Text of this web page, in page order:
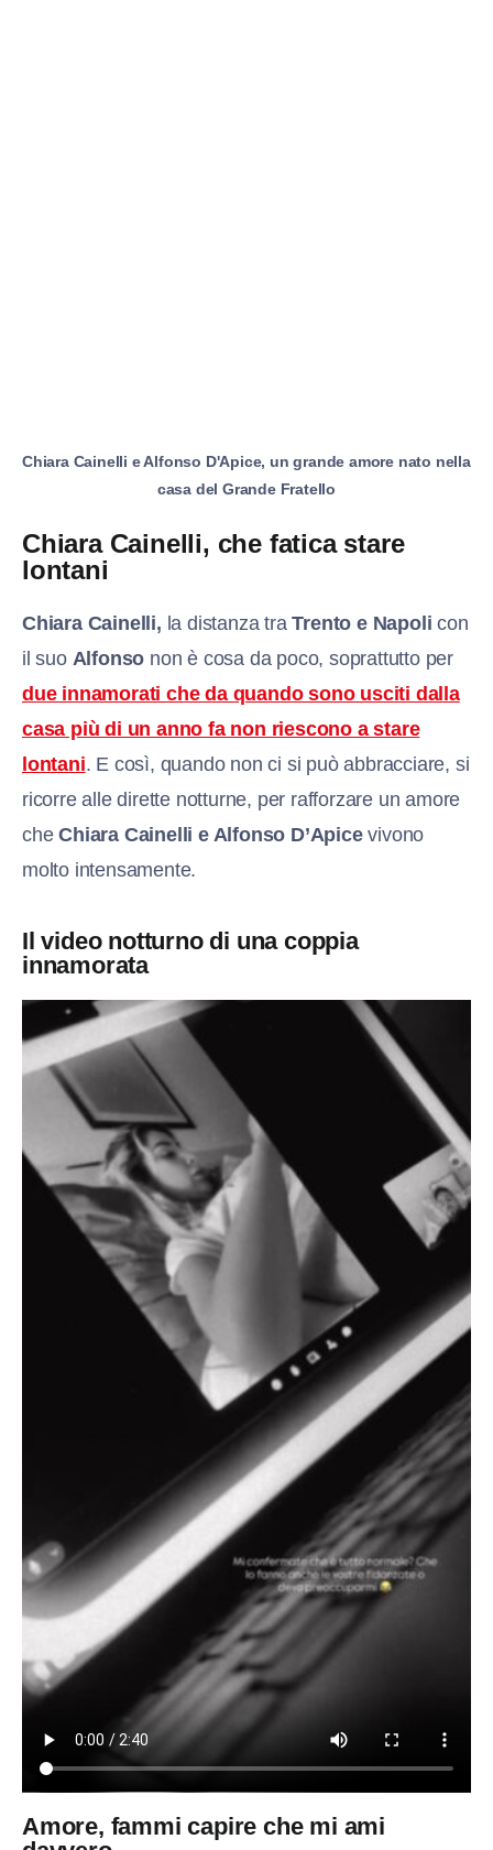
Chiara Cainelli e Alfonso D'Apice, un grande amore nato nella
casa del Grande Fratello
Chiara Cainelli, che fatica stare
lontani
Chiara Cainelli, la distanza traTrento e Napolicon
il suo Alfonso non è cosa da poco, soprattutto per
due innamorati che da quando sono usciti dalla
casa più di un anno fa non riescono a stare
lontani. E così, quando non ci si può abbracciare, si
ricorre alle dirette notturne, per rafforzare un amore
cheChiara Cainelli e Alfonso D’Apicevivono
molto intensamente.
Il video notturno di una coppia
innamorata
Amore, fammi capire che mi ami